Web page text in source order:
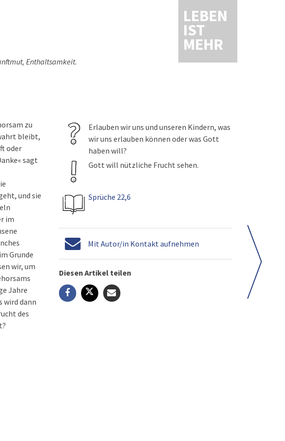
LEBEN
IST
MEHR
Enthaltsamkeit.
zu
bleibt,
oder
sagt
und sie
im
Grunde
wir, um
Jahre
wird dann
des
Erlauben wir uns und unseren Kindern, was
wir uns erlauben können oder was Gott
haben will?
Gott will nützliche Frucht sehen.
Sprüche 22,6
Mit Autor/in Kontakt aufnehmen
Diesen Artikel teilen